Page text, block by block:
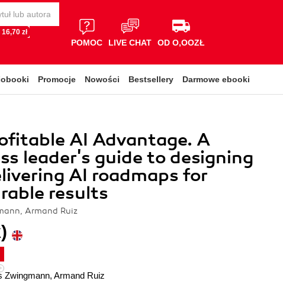
zł
POMOC LIVE CHAT OD O,OOZŁ
Promocje Nowości Bestsellery Darmowe ebooki
AI Advantage. A
leader's guide to designing
AI roadmaps for
results
Armand Ruiz
Zwingmann, Armand Ruiz